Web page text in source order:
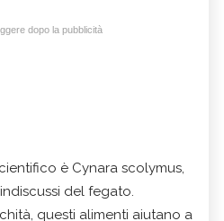
dopo la pubblicità
è Cynara scolymus,
del fegato.
questi alimenti aiutano a